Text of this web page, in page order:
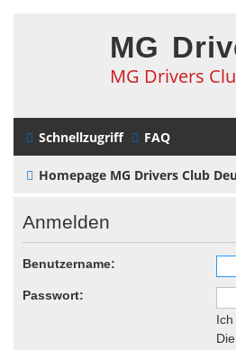
MG
MG Drivers
Schnellzugriff FAQ
Homepage MG Drivers Club
Anmelden
Benutzername:
Passwort: